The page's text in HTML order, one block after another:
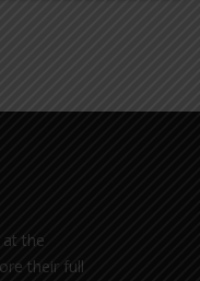
the
their full